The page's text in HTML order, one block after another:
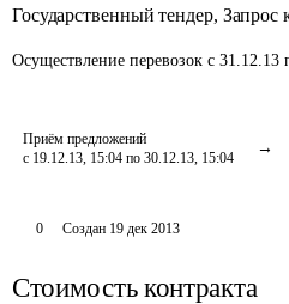
Государственный тендер, Запрос
Осуществление перевозок с 31.12.13
Приём предложений
с 19.12.13, 15:04 по 30.12.13, 15:04
0 Создан 19 дек 2013
Стоимость контракта